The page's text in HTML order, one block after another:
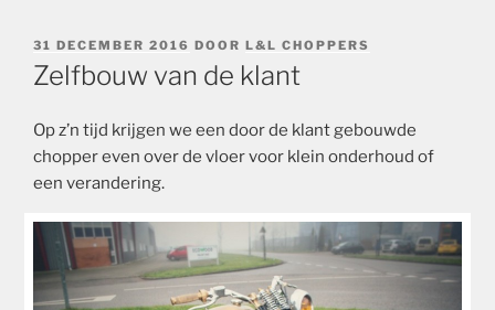
GEPLAATST
OP
31 DECEMBER 2016 DOOR L&L CHOPPERS
Zelfbouw van de klant
Op z’n tijd krijgen we een door de klant gebouwde
chopper even over de vloer voor klein onderhoud of
een verandering.